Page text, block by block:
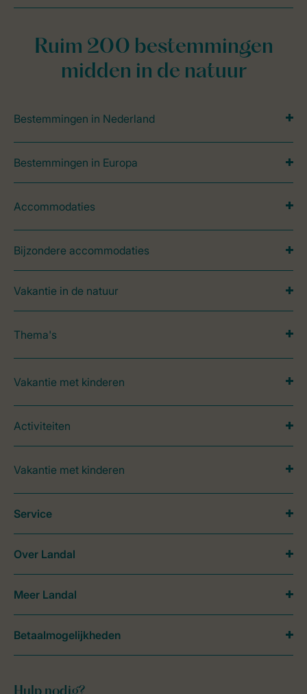
Ruim 200 bestemmingen
midden in de natuur
Bestemmingen in Nederland
Bestemmingen in Europa
Accommodaties
Bijzondere accommodaties
Vakantie in de natuur
Thema's
Vakantie met kinderen
Activiteiten
Vakantie met kinderen
Service
Over Landal
Meer Landal
Betaalmogelijkheden